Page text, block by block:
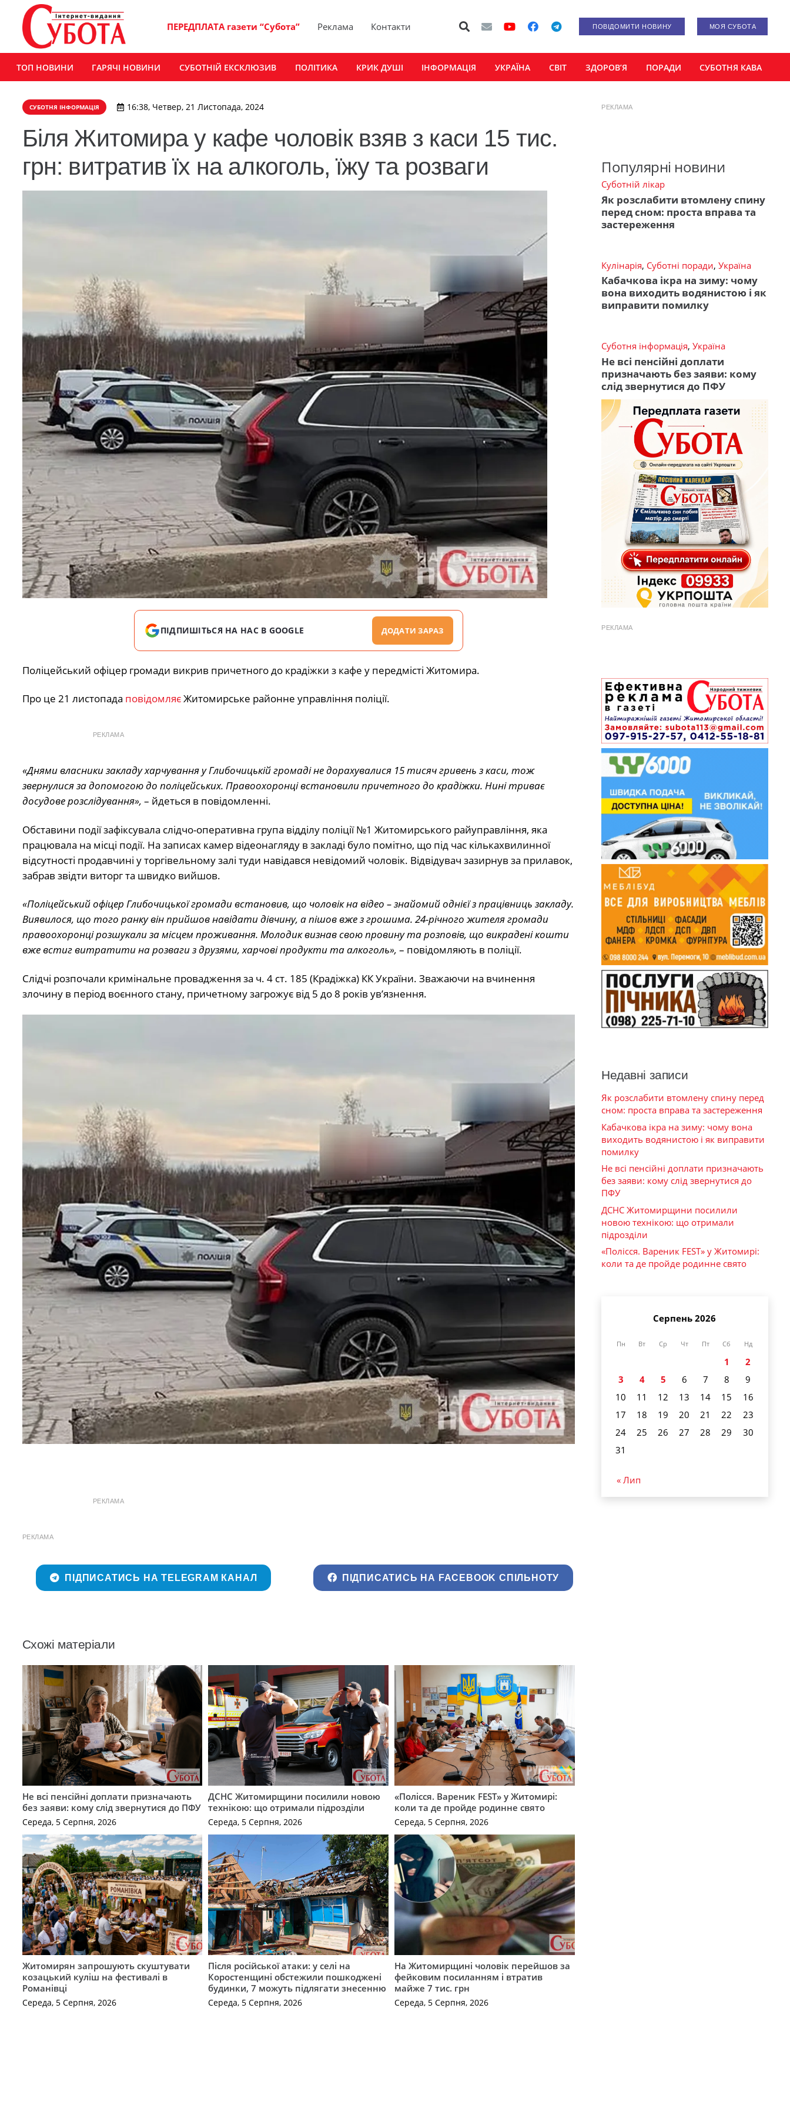
ПЕРЕДПЛАТА газети “Субота” Реклама Контакти ПОВІДОМИТИ НОВИНУ МОЯ СУБОТА
ТОП НОВИНИ ГАРЯЧІ НОВИНИ СУБОТНІЙ ЕКСКЛЮЗИВ ПОЛІТИКА КРИК ДУШІ ІНФОРМАЦІЯ УКРАЇНА СВІТ ЗДОРОВ’Я ПОРАДИ СУБОТНЯ КАВА
СУБОТНЯ ІНФОРМАЦІЯ 16:38, Четвер, 21 Листопада, 2024
Біля Житомира у кафе чоловік взяв з каси 15 тис.
грн: витратив їх на алкоголь, їжу та розваги
ПІДПИШІТЬСЯ НА НАС В GOOGLE ДОДАТИ ЗАРАЗ
Поліцейський офіцер громади викрив причетного до крадіжки з кафе у передмісті Житомира.
Про це 21 листопада повідомляєЖитомирське районне управління поліції.
РЕКЛАМА
«Днями власники закладу харчування у Глибочицькій громаді не дорахувалися 15 тисяч гривень з каси, тож
звернулися за допомогою до поліцейських. Правоохоронці встановили причетного до крадіжки. Нині триває
досудове розслідування», – йдеться в повідомленні.
Обставини події зафіксувала слідчо-оперативна група відділу поліції №1 Житомирського райуправління, яка
працювала на місці події. На записах камер відеонагляду в закладі було помітно, що під час кількахвилинної
відсутності продавчині у торгівельному залі туди навідався невідомий чоловік. Відвідувач зазирнув за прилавок,
забрав звідти виторг та швидко вийшов.
«Поліцейський офіцер Глибочицької громади встановив, що чоловік на відео – знайомий однієї з працівниць закладу.
Виявилося, що того ранку він прийшов навідати дівчину, а пішов вже з грошима. 24-річного жителя громади
правоохоронці розшукали за місцем проживання. Молодик визнав свою провину та розповів, що викрадені кошти
вже встиг витратити на розваги з друзями, харчові продукти та алкоголь», – повідомляють в поліції.
Слідчі розпочали кримінальне провадження за ч. 4 ст. 185 (Крадіжка) КК України. Зважаючи на вчинення
злочину в період воєнного стану, причетному загрожує від 5 до 8 років ув’язнення.
РЕКЛАМА
РЕКЛАМА
ПІДПИСАТИСЬ НА TELEGRAM КАНАЛ ПІДПИСАТИСЬ НА FACEBOOK СПІЛЬНОТУ
Схожі матеріали
Не всі пенсійні доплати призначають
без заяви: кому слід звернутися до ПФУ
Середа, 5 Серпня, 2026
ДСНС Житомирщини посилили новою
технікою: що отримали підрозділи
Середа, 5 Серпня, 2026
«Полісся. Вареник FEST» у Житомирі:
коли та де пройде родинне свято
Середа, 5 Серпня, 2026
Житомирян запрошують скуштувати
козацький куліш на фестивалі в
Романівці
Середа, 5 Серпня, 2026
Після російської атаки: у селі на
Коростенщині обстежили пошкоджені
будинки, 7 можуть підлягати знесенню
Середа, 5 Серпня, 2026
На Житомирщині чоловік перейшов за
фейковим посиланням і втратив
майже 7 тис. грн
Середа, 5 Серпня, 2026
РЕКЛАМА
Популярні новини
Суботній лікар
Як розслабити втомлену спину
перед сном: проста вправа та
застереження
Кулінарія, Суботні поради, Україна
Кабачкова ікра на зиму: чому
вона виходить водянистою і як
виправити помилку
Суботня інформація, Україна
Не всі пенсійні доплати
призначають без заяви: кому
слід звернутися до ПФУ
РЕКЛАМА
Недавні записи
Як розслабити втомлену спину перед
сном: проста вправа та застереження
Кабачкова ікра на зиму: чому вона
виходить водянистою і як виправити
помилку
Не всі пенсійні доплати призначають
без заяви: кому слід звернутися до
ПФУ
ДСНС Житомирщини посилили
новою технікою: що отримали
підрозділи
«Полісся. Вареник FEST» у Житомирі:
коли та де пройде родинне свято
Серпень 2026
Пн Вт Ср Чт Пт Сб Нд
1
2
3
4 5 6 7 8
9
10
11 12 13 14 15
16
17
18 19 20 21 22
23
24
25 26 27 28 29
30
31
« Лип